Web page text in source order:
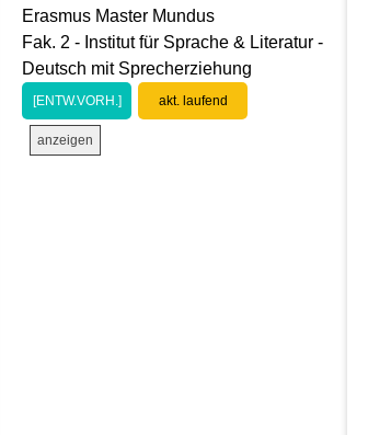
Erasmus Master Mundus
Fak. 2 - Institut für Sprache & Literatur -
Deutsch mit Sprecherziehung
[ENTW.VORH.] akt. laufend
anzeigen